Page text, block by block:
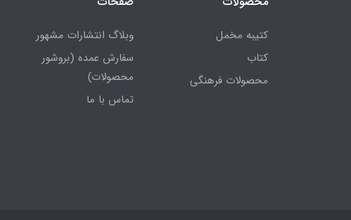
کتیبه مخمل
کتاب
محصولات فرهنگی
وبلاگ انتشارات مشهور
سفارش عمده (بروشور
محصولات)
تماس با ما